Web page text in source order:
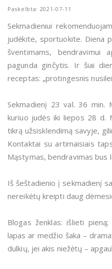
Paskelbta: 2021-07-11
Sekmadieniui
judėkite, sportuokite. Diena
šventimams, bendravimui
pagunda ginčytis. Ir šiai
receptas: „protingesnis
Sekmadienį 23 val. 36 min.
kuriuo judės iki liepos 28 d.
tikrą užsisklendimą savyje,
Kontaktai su artimaisiais
Mąstymas, bendravimas bus
Iš šeštadienio į sekmadienį
nereikėtų kreipti daug
Blogas ženklas: išlieti
lapas ar medžio šaka –
dulkių, jei akis niežėtų –